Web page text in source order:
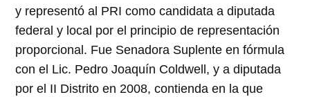
y representó al PRI como candidata a diputada
federal y local por el principio de representación
proporcional. Fue Senadora Suplente en fórmula
con el Lic. Pedro Joaquín Coldwell, y a diputada
por el II Distrito en 2008, contienda en la que